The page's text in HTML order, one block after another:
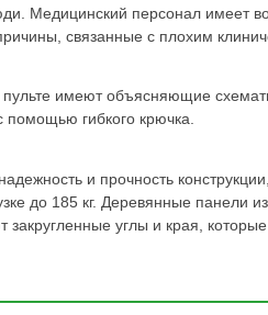
Медицинский персонал имеет
связанные с плохим
пульте имеют объясняющие
гибкого крючка.
и прочность
до 185 кг. Деревянные панели
закругленные углы и края,